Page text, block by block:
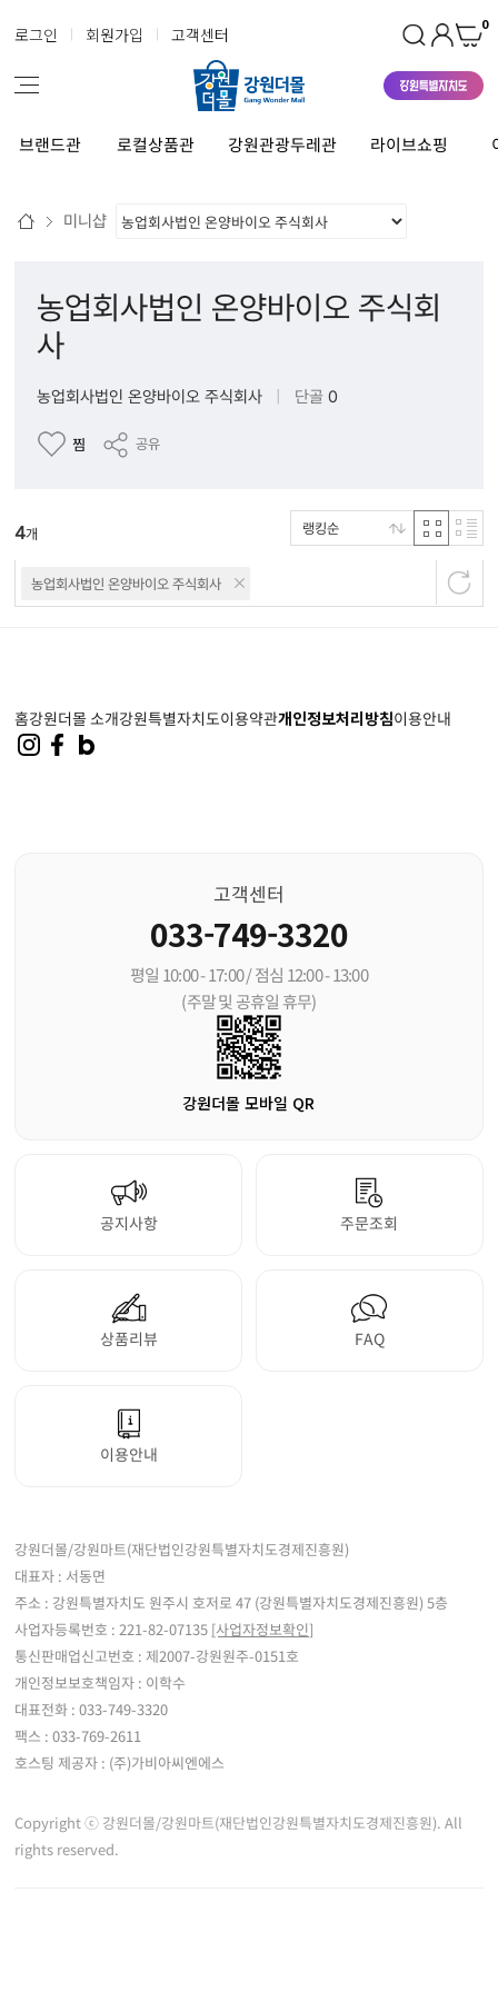
로그인 회원가입 고객센터 0
브랜드관 로컬상품관 강원관광두레관 라이브쇼핑
미니샵
농업회사법인 온양바이오 주식회
사
농업회사법인 온양바이오 주식회사 단골 0
찜 공유
농업회사법인 온양바이오 주식회사
4개 랭킹순
홈강원더몰 소개강원특별자치도이용약관개인정보처리방침이용안내
고객센터
033-749-3320
평일 10:00 - 17:00 / 점심 12:00 - 13:00
(주말 및 공휴일 휴무)
강원더몰 모바일 QR
공지사항 주문조회
상품리뷰 FAQ
이용안내
강원더몰/강원마트(재단법인강원특별자치도경제진흥원)
대표자 : 서동면
주소 : 강원특별자치도 원주시 호저로 47 (강원특별자치도경제진흥원) 5층
사업자등록번호 : 221-82-07135 [사업자정보확인]
통신판매업신고번호 : 제2007-강원원주-0151호
개인정보보호책임자 : 이학수
대표전화 : 033-749-3320
팩스 : 033-769-2611
호스팅 제공자 : (주)가비아씨엔에스
Copyright ⓒ 강원더몰/강원마트(재단법인강원특별자치도경제진흥원). All
rights reserved.